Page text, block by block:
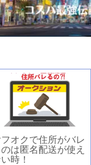
オクで住所がバレ
のは匿名配送が使え
時！